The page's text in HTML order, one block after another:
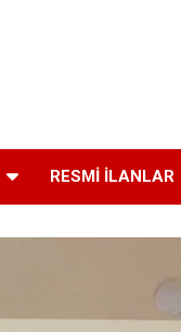
RESMI İLANLAR